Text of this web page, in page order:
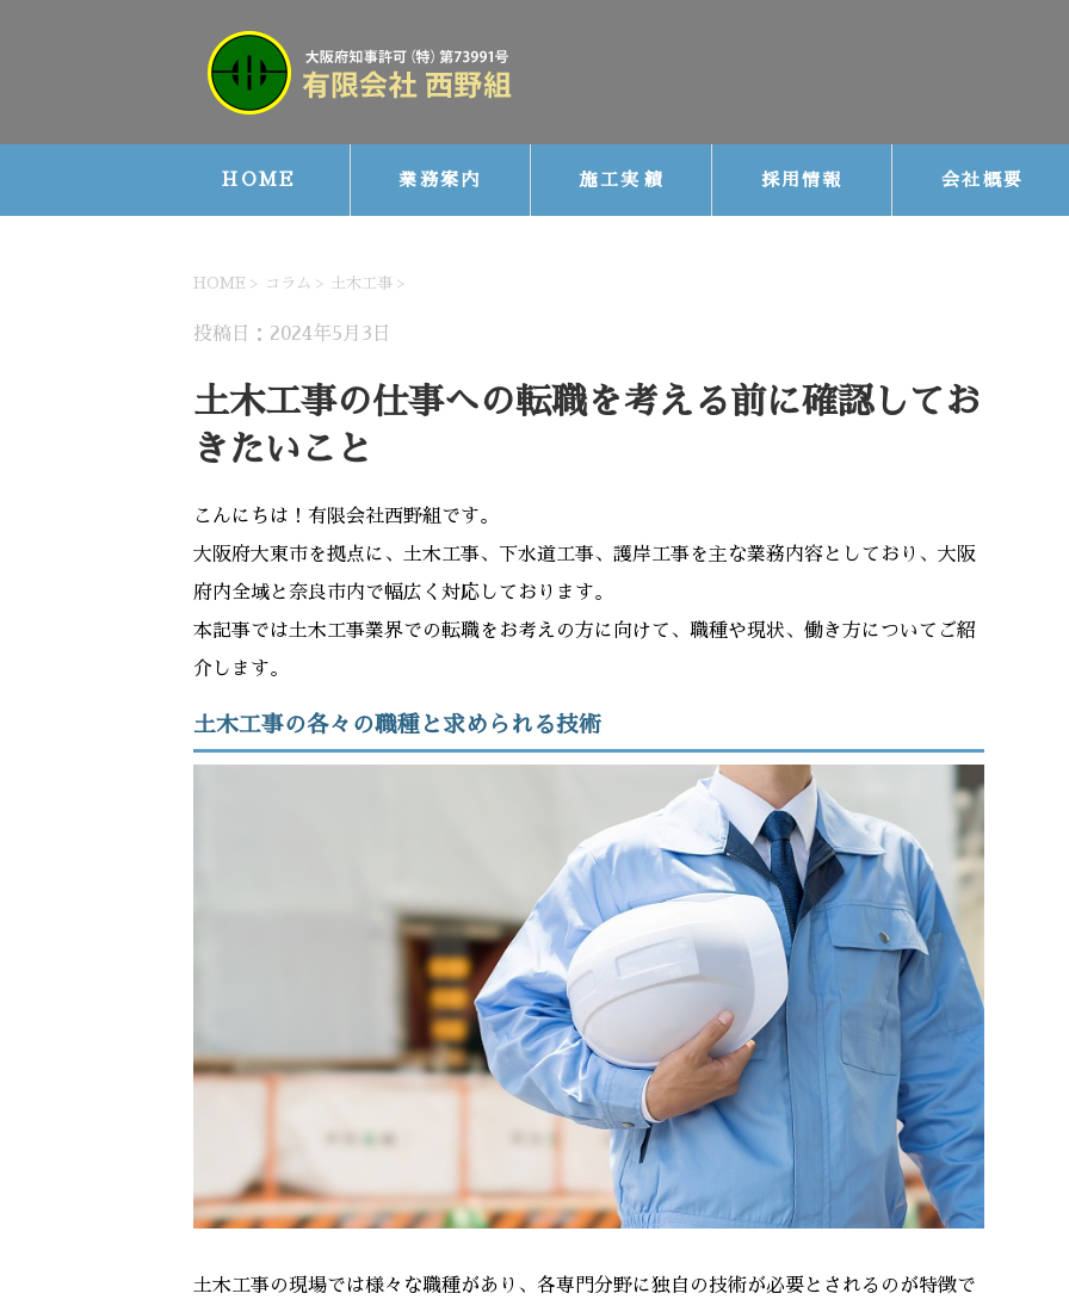
HOME 業務案内 施工実績 採用情報 会社概要
HOME > コラム > 土木工事 >
投稿日：2024年5月3日
土木工事の仕事への転職を考える前に確認してお
きたいこと
こんにちは！有限会社西野組です。
大阪府大東市を拠点に、土木工事、下水道工事、護岸工事を主な業務内容としており、大阪
府内全域と奈良市内で幅広く対応しております。
本記事では土木工事業界での転職をお考えの方に向けて、職種や現状、働き方についてご紹
介します。
土木工事の各々の職種と求められる技術
土木工事の現場では様々な職種があり、各専門分野に独自の技術が必要とされるのが特徴で